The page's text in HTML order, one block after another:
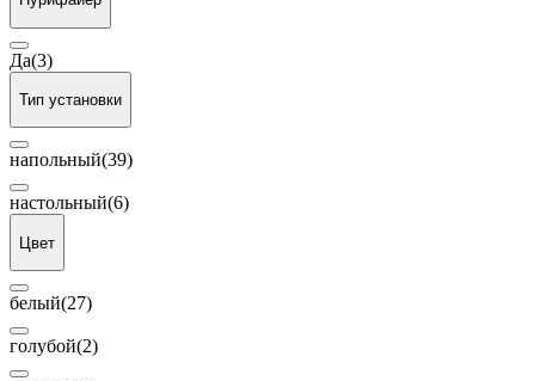
Да(3)
Тип установки
напольный(39)
настольный(6)
Цвет
белый(27)
голубой(2)